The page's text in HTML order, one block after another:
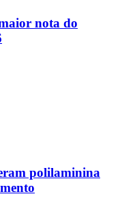
nota do
polilaminina